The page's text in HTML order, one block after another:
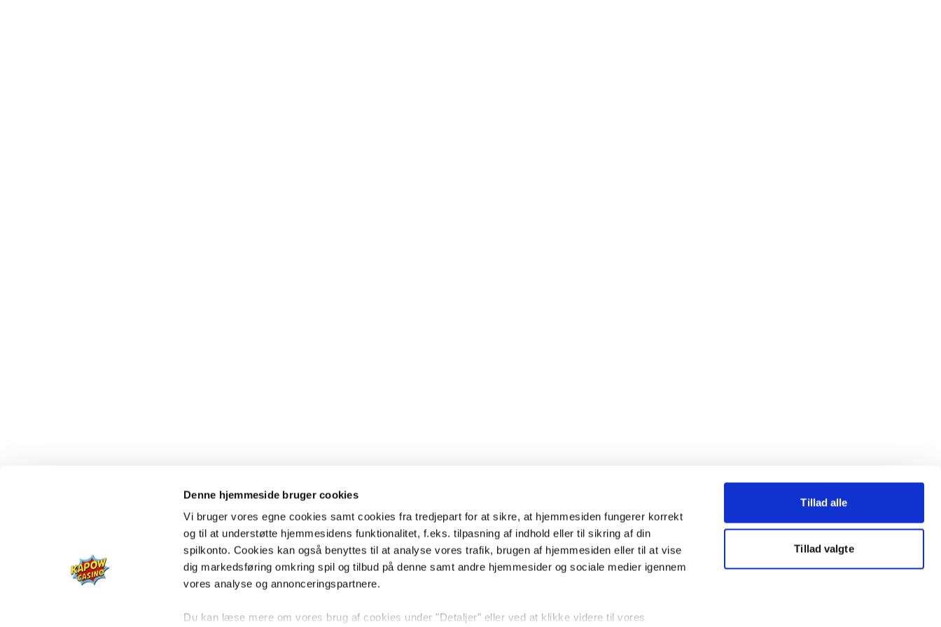
Denne hjemmeside bruger cookies
Vi bruger vores egne cookies samt cookies fra tredjepart for at sikre, at hjemmesiden fungerer korrekt
og til at understøtte hjemmesidens funktionalitet, f.eks. tilpasning af indhold eller til sikring af din
spilkonto. Cookies kan også benyttes til at analyse vores trafik, brugen af hjemmesiden eller til at vise
dig markedsføring omkring spil og tilbud på denne samt andre hjemmesider og sociale medier igennem
vores analyse og annonceringspartnere.
Du kan læse mere om vores brug af cookies under "Detaljer" eller ved at klikke videre til vores
Tillad alle
Tillad valgte